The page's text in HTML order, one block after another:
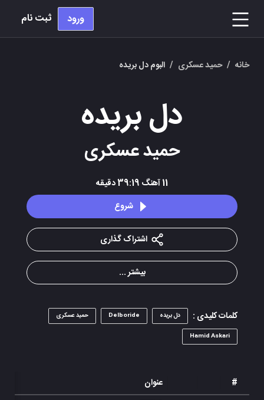
ورود ثبت نام
خانه / حمید عسکری / البوم دل بریده
دل بریده
حمید عسکری
11آهنگ 39:19دقیقه
شروع
اشتراک گذاری
بیشتر ...
کلمات کلیدی : دل بریده Delboride حمید عسکری
Hamid Askari
# عنوان